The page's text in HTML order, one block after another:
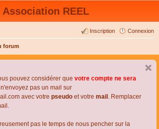
Association REEL
Connexion
Inscription
forum
pouvez considérer que votre compte ne sera
pas un mail sur
avec votre pseudo et votre mail . Remplacer
pas le temps de nous pencher sur la